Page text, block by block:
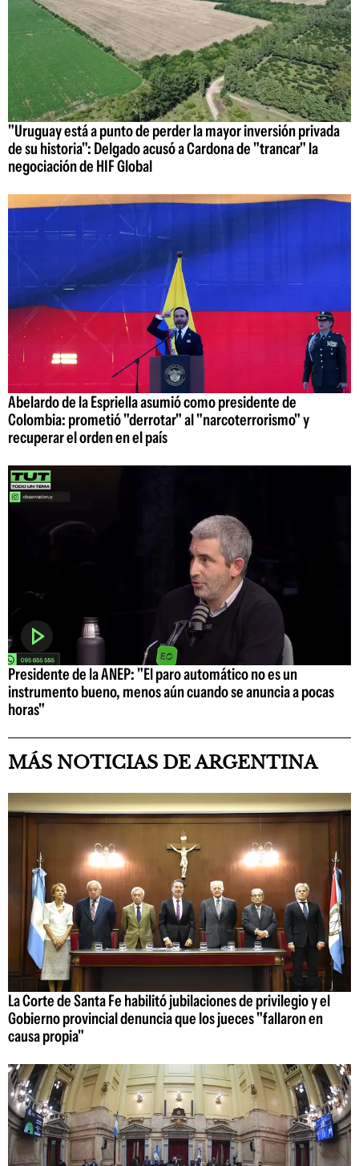
"Uruguay está a punto de perder la mayor inversión privada
de su historia": Delgado acusó a Cardona de "trancar" la
negociación de HIF Global
Abelardo de la Espriella asumió como presidente de
Colombia: prometió "derrotar" al "narcoterrorismo" y
recuperar el orden en el país
Presidente de la ANEP: "El paro automático no es un
instrumento bueno, menos aún cuando se anuncia a pocas
horas"
MÁS NOTICIAS DE ARGENTINA
La Corte de Santa Fe habilitó jubilaciones de privilegio y el
Gobierno provincial denuncia que los jueces "fallaron en
causa propia"